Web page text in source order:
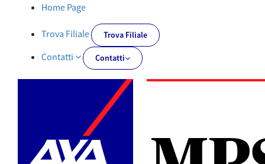
Documentazione obbligatoria | AXA MPS Financial - AXA-
Home Page
Trova Filiale Trova Filiale
Contatti Contatti